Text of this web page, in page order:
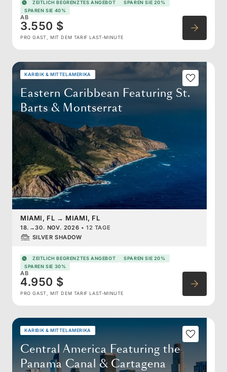
ZEITLICH BEGRENZTES ANGEBOT
SPAREN SIE 20%
SPAREN SIE 40%
AB
3.550 $
PRO GAST, MIT DEM TARIF LAST-MINUTE
KARIBIK & MITTELAMERIKA
Eastern Caribbean Featuring St.
Barts & Montserrat
MIAMI, FL → MIAMI, FL
18. →30. NOV. 2026 •12 TAGE
SILVER SHADOW
ZEITLICH BEGRENZTES ANGEBOT
SPAREN SIE 20%
SPAREN SIE 30%
AB
4.950 $
PRO GAST, MIT DEM TARIF LAST-MINUTE
KARIBIK & MITTELAMERIKA
Central America Featuring the
Panama Canal & Cartagena